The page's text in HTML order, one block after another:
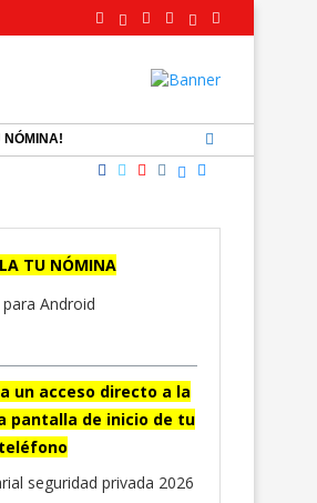
NÓMINA!
TU NÓMINA
para Android
un acceso directo a la
pantalla de inicio de tu
teléfono